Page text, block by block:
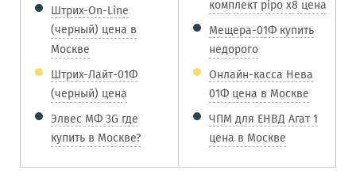
Штрих-On-Line
(черный) цена в
Москве
Штрих-Лайт-01Ф
(черный) цена
Элвес МФ 3G где
купить в Москве?
комплект pipo x8 цена
Мещера-01Ф купить
недорого
Онлайн-касса Нева
01Ф цена в Москве
ЧПМ для ЕНВД Агат 1
цена в Москве